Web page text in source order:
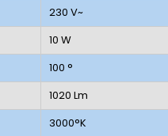
230 V~
10 W
100 °
1020 Lm
3000°K